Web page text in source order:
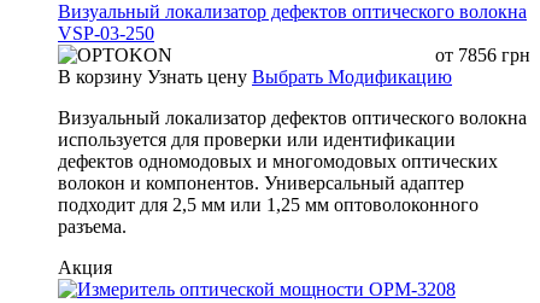
Визуальный локализатор дефектов оптического волокна
VSP-03-250
от 7856 грн
В корзину Узнать цену Выбрать Модификацию
Визуальный локализатор дефектов оптического волокна
используется для проверки или идентификации
дефектов одномодовых и многомодовых оптических
волокон и компонентов. Универсальный адаптер
подходит для 2,5 мм или 1,25 мм оптоволоконного
разъема.
Акция